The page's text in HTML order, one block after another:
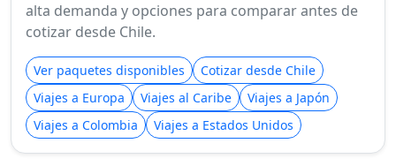
alta demanda y opciones para comparar antes de
cotizar desde Chile.
Ver paquetes disponibles
Cotizar desde Chile
Viajes a Europa
Viajes al Caribe
Viajes a Japón
Viajes a Colombia
Viajes a Estados Unidos